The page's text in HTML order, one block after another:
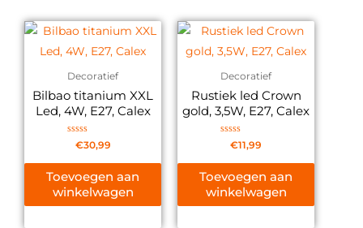
Decoratief
Bilbao titanium XXL
Led, 4W, E27, Calex
Gewaardeerd
uit
€30,99
Toevoegen aan
winkelwagen
Decoratief
Rustiek led Crown
gold, 3,5W, E27, Calex
Gewaardeerd
uit
€11,99
Toevoegen aan
winkelwagen